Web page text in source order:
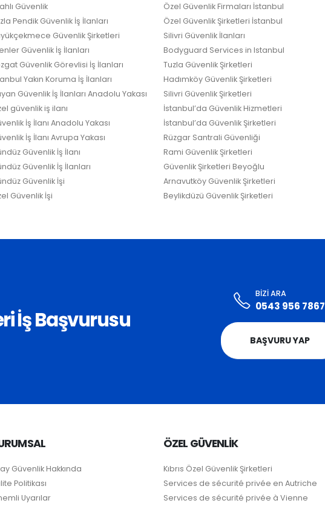
Güvenlik
Pendik Güvenlik İş İlanları
Güvenlik Şirketleri
Güvenlik İş İlanları
Güvenlik Görevlisi İş İlanları
Yakın Koruma İş İlanları
Güvenlik İş İlanları Anadolu Yakası
güvenlik iş ilanı
İş İlanı Anadolu Yakası
İş İlanı Avrupa Yakası
Güvenlik İş İlanı
Güvenlik İş İlanları
Güvenlik İşi
Güvenlik İşi
Özel Güvenlik Firmaları İstanbul
Özel Güvenlik Şirketleri İstanbul
Silivri Güvenlik İlanları
Bodyguard Services in Istanbul
Tuzla Güvenlik Şirketleri
Hadımköy Güvenlik Şirketleri
Silivri Güvenlik Şirketleri
İstanbul’da Güvenlik Hizmetleri
İstanbul’da Güvenlik Şirketleri
Rüzgar Santrali Güvenliği
Rami Güvenlik Şirketleri
Güvenlik Şirketleri Beyoğlu
Arnavutköy Güvenlik Şirketleri
Beylikdüzü Güvenlik Şirketleri
İş Başvurusu
BIZI ARA
0543 956 7867
BAŞVURU YAP
Güvenlik Hakkında
Politikası
Uyarılar
ÖZEL GÜVENLİK
Kıbrıs Özel Güvenlik Şirketleri
Services de sécurité privée en Autriche
Services de sécurité privée à Vienne